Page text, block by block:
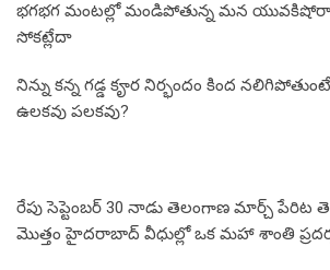
భగభగ మంటల్లో మండిపోతున్న మన
సోకట్లేదా
నిన్ను కన్న గడ్డ కౄర నిర్భందం కింద
ఉలకవు పలకవు?
రేపు సెప్టెంబర్ 30 నాడు తెలంగాణ మార్చ్
మొత్తం హైదరాబాద్ వీధుల్లో ఒక మహా శాంతి